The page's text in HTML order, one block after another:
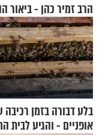
הרב זמיר כהן -
בלע דבורה בזמן רכיבה
אופניים - והגיע לבית